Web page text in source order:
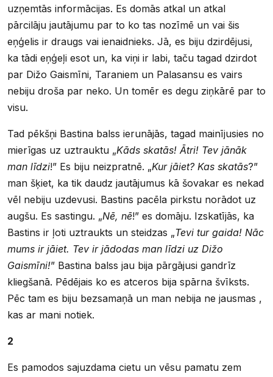
uzņemtās informācijas. Es domās atkal un atkal
pārcilāju jautājumu par to ko tas nozīmē un vai šis
eņģelis ir draugs vai ienaidnieks. Jā, es biju dzirdējusi,
ka tādi eņģeļi esot un, ka viņi ir labi, taču tagad dzirdot
par Dižo Gaismīni, Taraniem un Palasansu es vairs
nebiju droša par neko. Un tomēr es degu ziņkārē par to
visu.
Tad pēkšņi Bastina balss ierunājās, tagad mainījusies no
mierīgas uz uztrauktu „Kāds skatās! Ātri! Tev jānāk
man līdzi!” Es biju neizpratnē. „Kur jāiet? Kas skatās?”
man šķiet, ka tik daudz jautājumus kā šovakar es nekad
vēl nebiju uzdevusi. Bastins pacēla pirkstu norādot uz
augšu. Es sastingu. „Nē, nē!” es domāju. Izskatījās, ka
Bastins ir ļoti uztraukts un steidzas „Tevi tur gaida! Nāc
mums ir jāiet. Tev ir jādodas man līdzi uz Dižo
Gaismīni!” Bastina balss jau bija pārgājusi gandrīz
kliegšanā. Pēdējais ko es atceros bija spārna švīksts.
Pēc tam es biju bezsamaņā un man nebija ne jausmas ,
kas ar mani notiek.
2
Es pamodos sajuzdama cietu un vēsu pamatu zem